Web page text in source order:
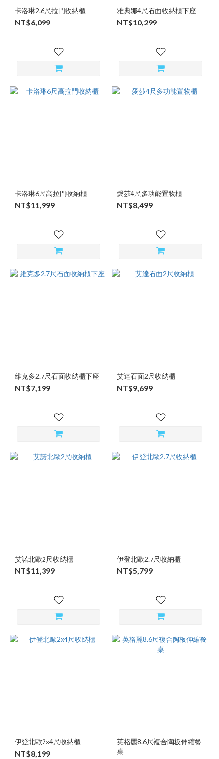
卡洛琳2.6尺拉門收納櫃
NT$6,099
雅典娜4尺石面收納櫃下座
NT$10,299
卡洛琳6尺高拉門收納櫃
NT$11,999
愛莎4尺多功能置物櫃
NT$8,499
維克多2.7尺石面收納櫃下座
NT$7,199
艾達石面2尺收納櫃
NT$9,699
艾諾北歐2尺收納櫃
NT$11,399
伊登北歐2.7尺收納櫃
NT$5,799
伊登北歐2x4尺收納櫃
NT$8,199
英格麗8.6尺複合陶板伸縮餐
桌